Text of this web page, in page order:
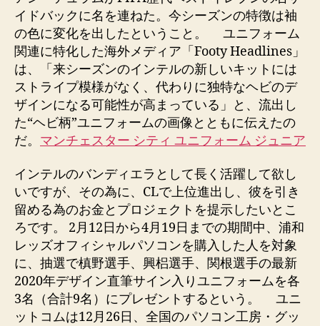
イドバックに名を連ねた。今シーズンの特徴は袖
の色に変化を出したということ。 ユニフォーム
関連に特化した海外メディア「Footy Headlines」
は、「来シーズンのインテルの新しいキットには
ストライプ模様がなく、代わりに独特なヘビのデ
ザインになる可能性が高まっている」と、流出し
た“ヘビ柄”ユニフォームの画像とともに伝えたの
だ。 マンチェスター シティ ユニフォーム ジュニア
インテルのバンディエラとして長く活躍して欲し
いですが、その為に、CLで上位進出し、彼を引き
留める為のお金とプロジェクトを提示したいとこ
ろです。 2月12日から4月19日までの期間中、浦和
レッズオフィシャルパソコンを購入した人を対象
に、抽選で槙野選手、興梠選手、関根選手の最新
2020年デザイン直筆サイン入りユニフォームを各
3名（合計9名）にプレゼントするという。 ユニ
ットコムは12月26日、全国のパソコン工房・グッ